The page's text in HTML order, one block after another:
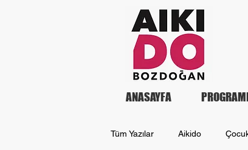
ANASAYFA
Tüm Yazılar Aikido